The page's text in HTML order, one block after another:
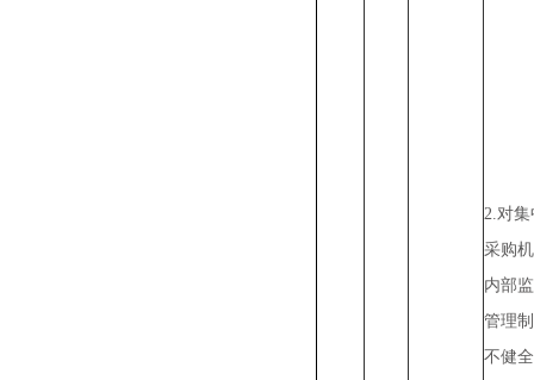
2.对集
采购
内部
管理
不健